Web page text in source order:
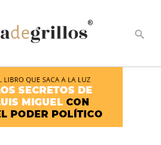
®
search